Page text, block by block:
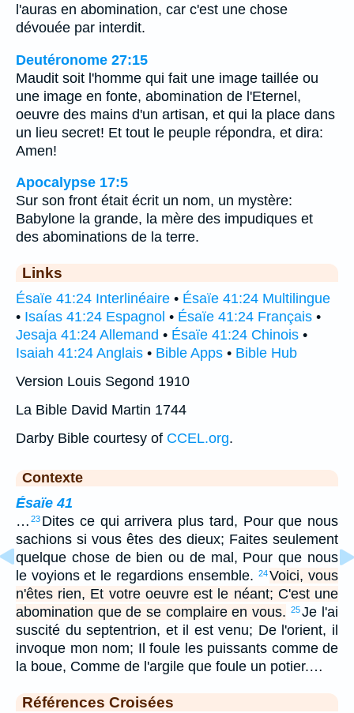
l'auras en abomination, car c'est une chose
dévouée par interdit.
Deutéronome 27:15
Maudit soit l'homme qui fait une image taillée ou
une image en fonte, abomination de l'Eternel,
oeuvre des mains d'un artisan, et qui la place dans
un lieu secret! Et tout le peuple répondra, et dira:
Amen!
Apocalypse 17:5
Sur son front était écrit un nom, un mystère:
Babylone la grande, la mère des impudiques et
des abominations de la terre.
Links
Ésaïe 41:24 Interlinéaire • Ésaïe 41:24 Multilingue
• Isaías 41:24 Espagnol • Ésaïe 41:24 Français •
Jesaja 41:24 Allemand • Ésaïe 41:24 Chinois •
Isaiah 41:24 Anglais • Bible Apps • Bible Hub
Version Louis Segond 1910
La Bible David Martin 1744
Darby Bible courtesy of CCEL.org.
Contexte
Ésaïe 41
… 23 Dites ce qui arrivera plus tard, Pour que nous
sachions si vous êtes des dieux; Faites seulement
quelque chose de bien ou de mal, Pour que nous
le voyions et le regardions ensemble.
24Voici, vous
n'êtes rien, Et votre oeuvre est le néant; C'est une
abomination que de se complaire en vous.
25Je l'ai
suscité du septentrion, et il est venu; De l'orient, il
invoque mon nom; Il foule les puissants comme de
la boue, Comme de l'argile que foule un potier.…
Références Croisées